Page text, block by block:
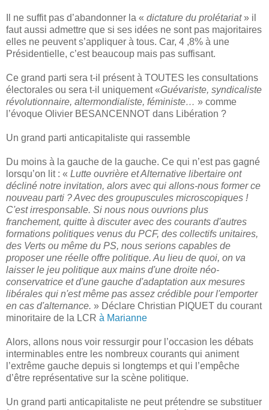
Il ne suffit pas d’abandonner la « dictature du prolétariat» il
faut aussi admettre que si ses idées ne sont pas majoritaires
elles ne peuvent s’appliquer à tous. Car, 4 ,8% à une
Présidentielle, c’est beaucoup mais pas suffisant.
Ce grand parti sera t-il présent à TOUTES les consultations
électorales ou sera t-il uniquement «Guévariste, syndicaliste
révolutionnaire, altermondialiste, féministe… » comme
l’évoque Olivier BESANCENNOT dans Libération ?
Un grand parti anticapitaliste qui rassemble
Du moins à la gauche de la gauche. Ce qui n’est pas gagné
lorsqu’on lit : « Lutte ouvrière et Alternative libertaire ont
décliné notre invitation, alors avec qui allons-nous former ce
nouveau parti ? Avec des groupuscules microscopiques !
C'est irresponsable. Si nous nous ouvrions plus
franchement, quitte à discuter avec des courants d'autres
formations politiques venus du PCF, des collectifs unitaires,
des Verts ou même du PS, nous serions capables de
proposer une réelle offre politique. Au lieu de quoi, on va
laisser le jeu politique aux mains d'une droite néo-
conservatrice et d'une gauche d'adaptation aux mesures
libérales qui n'est même pas assez crédible pour l'emporter
en cas d'alternance. » Déclare Christian PIQUET du courant
minoritaire de la LCR à Marianne
Alors, allons nous voir ressurgir pour l’occasion les débats
interminables entre les nombreux courants qui animent
l’extrême gauche depuis si longtemps et qui l’empêche
d’être représentative sur la scène politique.
Un grand parti anticapitaliste ne peut prétendre se substituer